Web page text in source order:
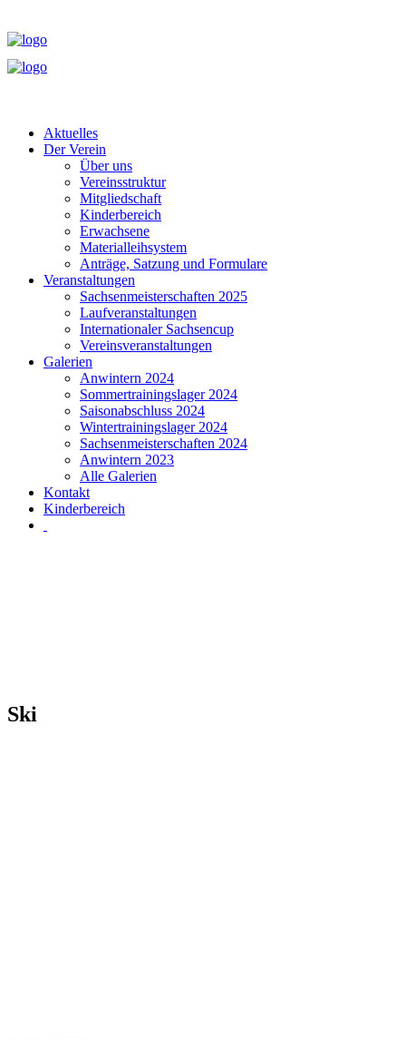
Aktuelles
Der Verein
Über uns
Vereinsstruktur
Mitgliedschaft
Kinderbereich
Erwachsene
Materialleihsystem
Anträge, Satzung und Formulare
Veranstaltungen
Sachsenmeisterschaften 2025
Laufveranstaltungen
Internationaler Sachsencup
Vereinsveranstaltungen
Galerien
Anwintern 2024
Sommertrainingslager 2024
Saisonabschluss 2024
Wintertrainingslager 2024
Sachsenmeisterschaften 2024
Anwintern 2023
Alle Galerien
Kontakt
Kinderbereich
Category:
Ski